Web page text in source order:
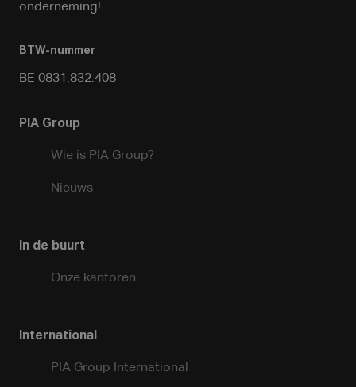
onderneming!
BTW-nummer
BE 0831.832.408
PIA Group
Wie is PIA Group?
Nieuws
In de buurt
Onze kantoren
International
PIA Group International